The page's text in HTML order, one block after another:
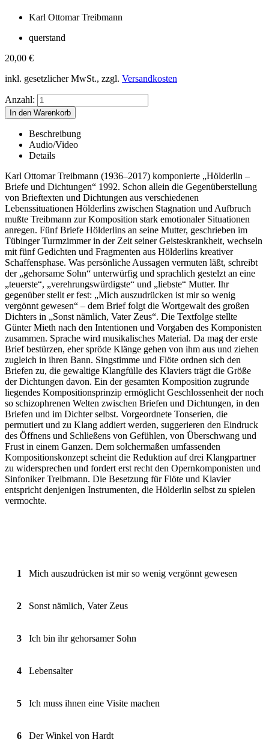
Karl Ottomar Treibmann
querstand
20,00 €
inkl. gesetzlicher MwSt., zzgl. Versandkosten
Anzahl:
Beschreibung
Audio/Video
Details
Karl Ottomar Treibmann (1936–2017) komponierte „Hölderlin –
Briefe und Dichtungen“ 1992. Schon allein die Gegenüberstellung
von Brieftexten und Dichtungen aus verschiedenen
Lebenssituationen Hölderlins zwischen Stagnation und Aufbruch
mußte Treibmann zur Komposition stark emotionaler Situationen
anregen. Fünf Briefe Hölderlins an seine Mutter, geschrieben im
Tübinger Turmzimmer in der Zeit seiner Geisteskrankheit, wechseln
mit fünf Gedichten und Fragmenten aus Hölderlins kreativer
Schaffensphase. Was persönliche Aussagen vermuten läßt, schreibt
der „gehorsame Sohn“ unterwürfig und sprachlich gestelzt an eine
„teuerste“, „verehrungswürdigste“ und „liebste“ Mutter. Ihr
gegenüber stellt er fest: „Mich auszudrücken ist mir so wenig
vergönnt gewesen“ – dem Brief folgt die Wortgewalt des großen
Dichters in „Sonst nämlich, Vater Zeus“. Die Textfolge stellte
Günter Mieth nach den Intentionen und Vorgaben des Komponisten
zusammen. Sprache wird musikalisches Material. Da mag der erste
Brief bestürzen, eher spröde Klänge gehen von ihm aus und ziehen
zugleich in ihren Bann. Singstimme und Flöte ordnen sich den
Briefen zu, die gewaltige Klangfülle des Klaviers trägt die Größe
der Dichtungen davon. Ein der gesamten Komposition zugrunde
liegendes Kompositionsprinzip ermöglicht Geschlossenheit der noch
so schizophrenen Welten zwischen Briefen und Dichtungen, in den
Briefen und im Dichter selbst. Vorgeordnete Tonserien, die
permutiert und zu Klang addiert werden, suggerieren den Eindruck
des Öffnens und Schließens von Gefühlen, von Überschwang und
Frust in einem Ganzen. Dem solchermaßen umfassenden
Kompositionskonzept scheint die Reduktion auf drei Klangpartner
zu widersprechen und fordert erst recht den Opernkomponisten und
Sinfoniker Treibmann. Die Besetzung für Flöte und Klavier
entspricht denjenigen Instrumenten, die Hölderlin selbst zu spielen
vermochte.
1 Mich auszudrücken ist mir so wenig vergönnt gewesen
2 Sonst nämlich, Vater Zeus
3 Ich bin ihr gehorsamer Sohn
4 Lebensalter
5 Ich muss ihnen eine Visite machen
6 Der Winkel von Hardt